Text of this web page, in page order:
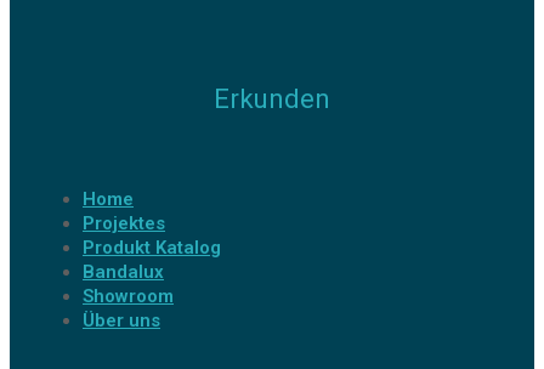
Erkunden
Home
Projektes
Produkt Katalog
Bandalux
Showroom
Über uns